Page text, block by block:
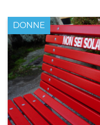
DONNE